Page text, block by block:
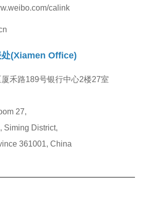
calink
(Xiamen Office)
禾路189号银行中心2楼27室
27,
Siming District,
361001, China